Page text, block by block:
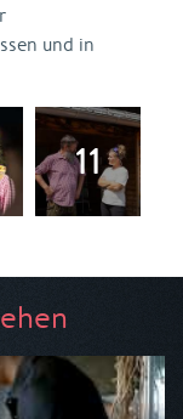
und in